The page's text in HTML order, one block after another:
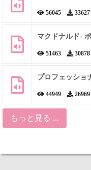
56045 33627
マクドナルド-
51463 30878
プロフェッショ
44949 26969
もっと見る ...